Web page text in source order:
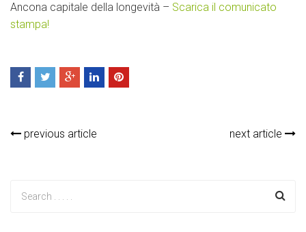
Ancona capitale della longevità – Scarica il comunicato
stampa!
previous article next article